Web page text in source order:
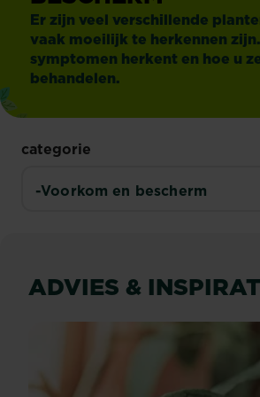
Er zijn veel verschillende
vaak moeilijk te herkennen
symptomen herkent en hoe u
behandelen.
categorie
ADVIES &